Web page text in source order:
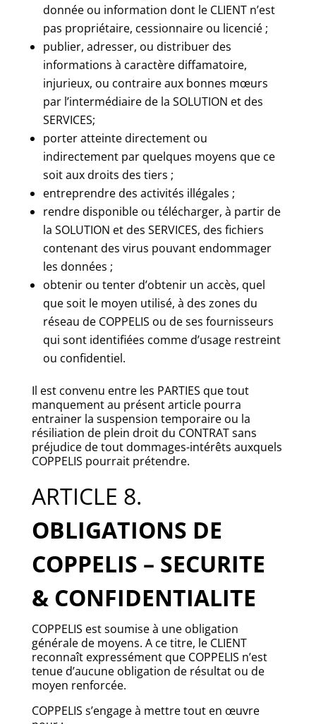
donnée ou information dont le CLIENT n’est
pas propriétaire, cessionnaire ou licencié ;
publier, adresser, ou distribuer des
informations à caractère diffamatoire,
injurieux, ou contraire aux bonnes mœurs
par l’intermédiaire de la SOLUTION et des
SERVICES;
porter atteinte directement ou
indirectement par quelques moyens que ce
soit aux droits des tiers ;
entreprendre des activités illégales ;
rendre disponible ou télécharger, à partir de
la SOLUTION et des SERVICES, des fichiers
contenant des virus pouvant endommager
les données ;
obtenir ou tenter d’obtenir un accès, quel
que soit le moyen utilisé, à des zones du
réseau de COPPELIS ou de ses fournisseurs
qui sont identifiées comme d’usage restreint
ou confidentiel.
Il est convenu entre les PARTIES que tout
manquement au présent article pourra
entrainer la suspension temporaire ou la
résiliation de plein droit du CONTRAT sans
préjudice de tout dommages-intérêts auxquels
COPPELIS pourrait prétendre.
ARTICLE 8.
OBLIGATIONS DE
COPPELIS – SECURITE
& CONFIDENTIALITE
COPPELIS est soumise à une obligation
générale de moyens. A ce titre, le CLIENT
reconnaît expressément que COPPELIS n’est
tenue d’aucune obligation de résultat ou de
moyen renforcée.
COPPELIS s’engage à mettre tout en œuvre